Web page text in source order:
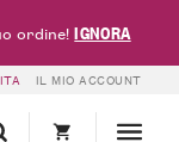
ITA IL MIO ACCOUNT
ordine!IGNORA